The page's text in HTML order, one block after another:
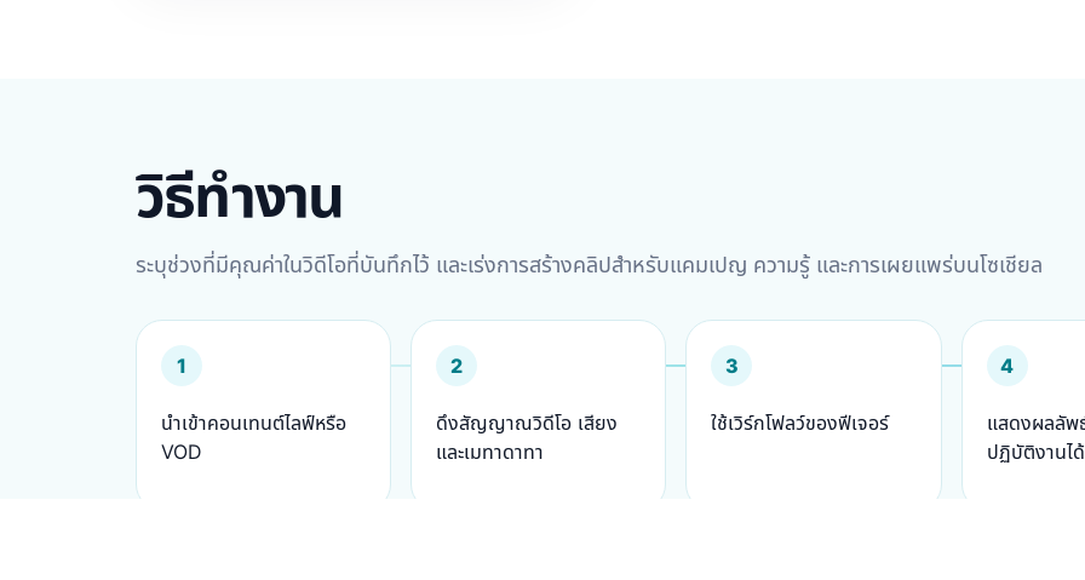
วิธีทำงาน
ระบุช่วงที่มีคุณค่าในวิดีโอที่บันทึกไว้ และเร่งการสร้างคลิปสำหรับแคมเปญ ความรู้ และการเผยแพร่บนโซเชียล
1
นำเข้าคอนเทนต์ไลฟ์หรือ
VOD
2
ดึงสัญญาณวิดีโอ เสียง
และเมทาดาทา
3
ใช้เวิร์กโฟลว์ของฟีเจอร์
4
แสดงผลลัพ
ปฏิบัติงานได้